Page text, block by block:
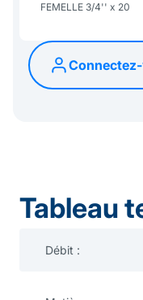
FEMELLE 3/4'' x 20
Tableau
Débit :